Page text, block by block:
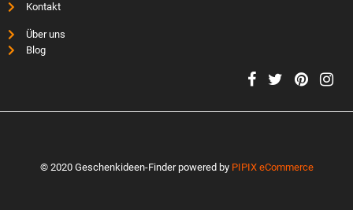
Kontakt
Über uns
Blog
© 2020 Geschenkideen-Finder powered by PIPIX eCommerce